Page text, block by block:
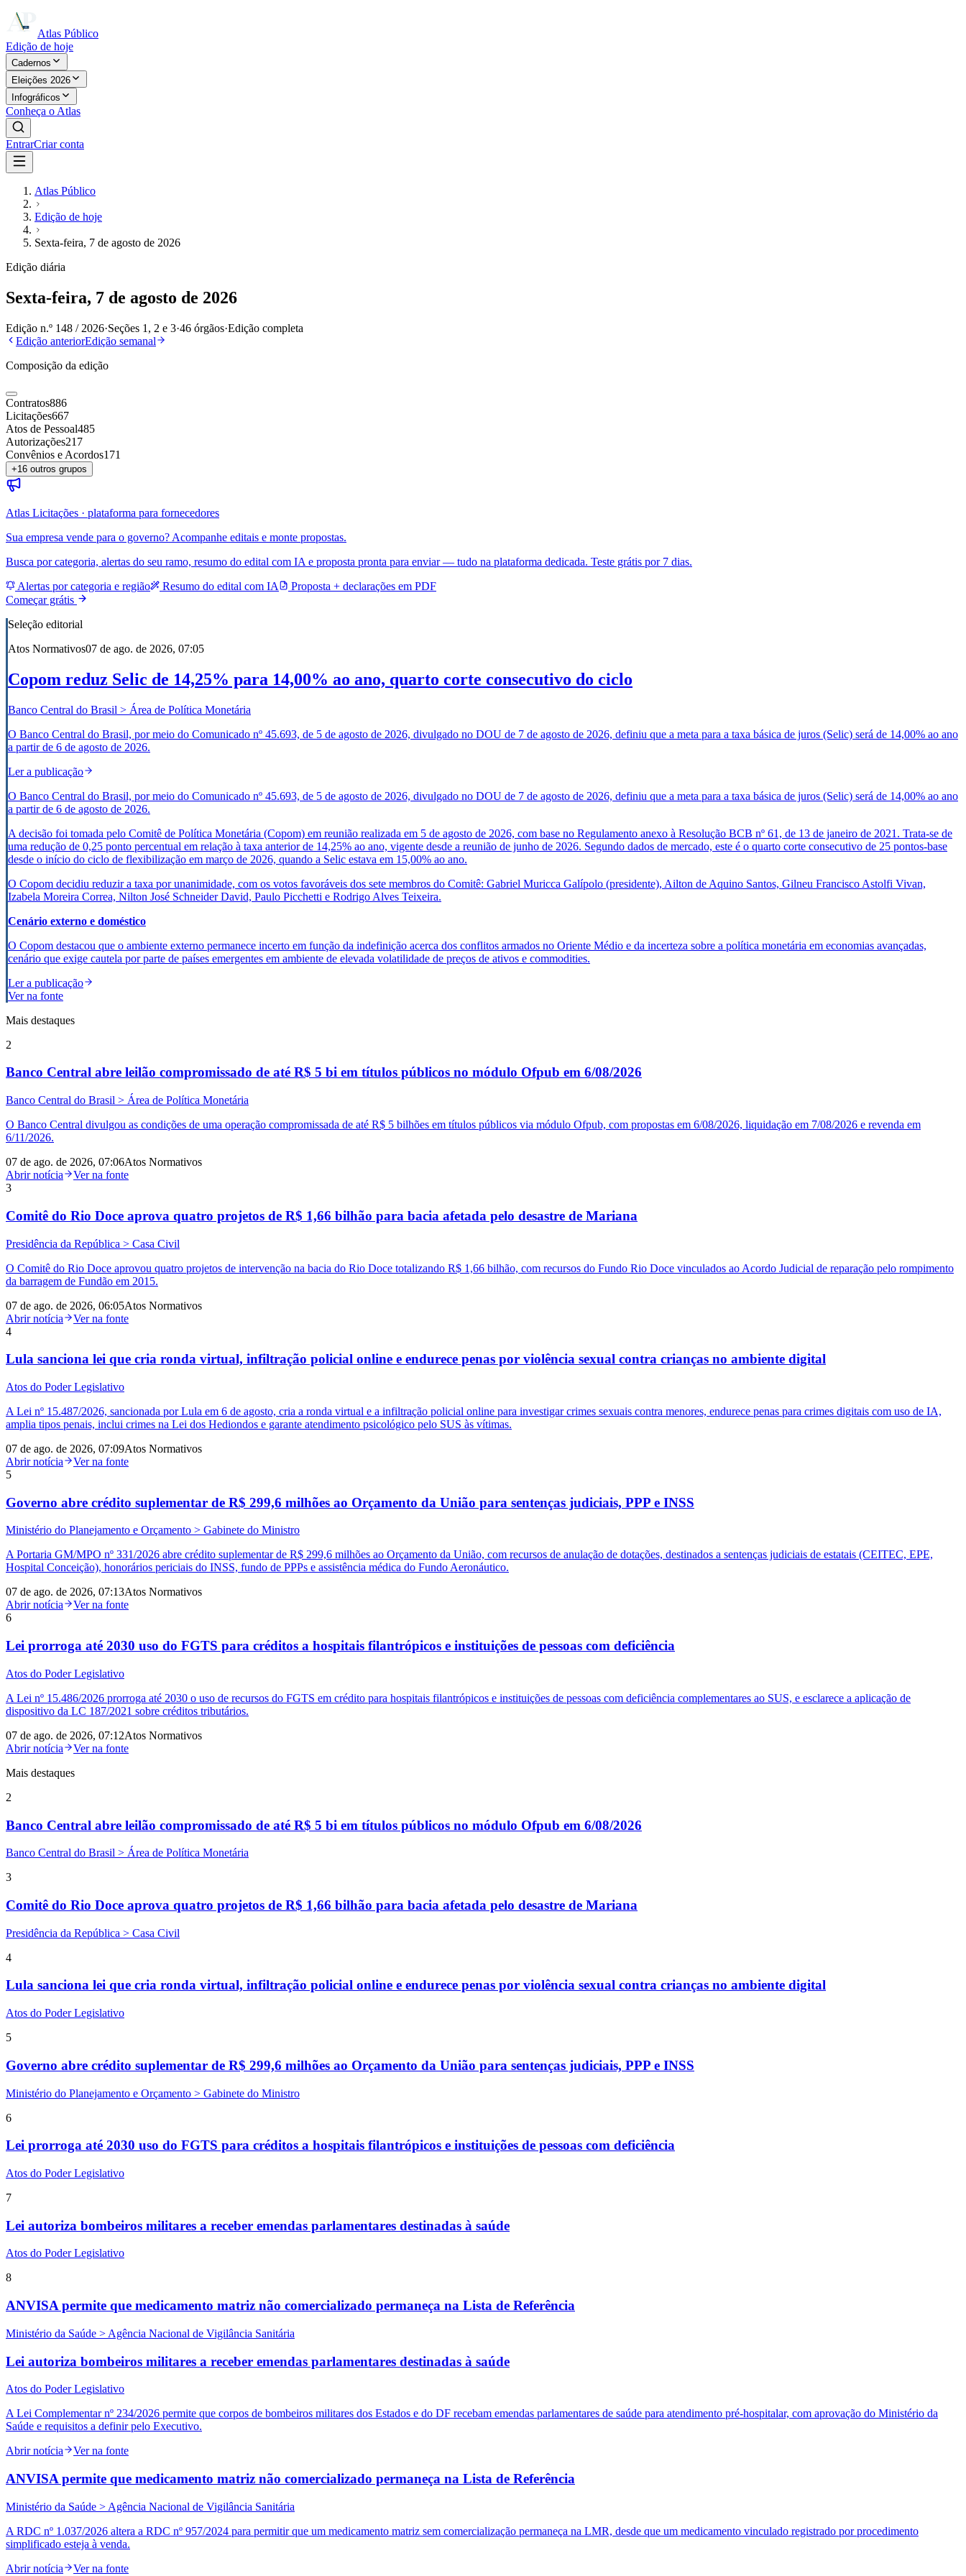
Atlas Público
Edição de hoje
Cadernos
Eleições 2026
Infográficos
Conheça o Atlas
EntrarCriar conta
Atlas Público
Edição de hoje
Sexta-feira, 7 de agosto de 2026
Edição diária
Sexta-feira, 7 de agosto de 2026
Edição n.º 148 / 2026·Seções 1, 2 e 3·46 órgãos·Edição completa
Edição anteriorEdição semanal
Composição da edição
Contratos886
Licitações667
Atos de Pessoal485
Autorizações217
Convênios e Acordos171
+16 outros grupos
Atlas Licitações · plataforma para fornecedores
Sua empresa vende para o governo? Acompanhe editais e monte propostas.
Busca por categoria, alertas do seu ramo, resumo do edital com IA e proposta pronta para enviar — tudo na plataforma dedicada. Teste grátis por 7 dias.
Alertas por categoria e região
Resumo do edital com IA
Proposta + declarações em PDF
Começar grátis
Seleção editorial
Atos Normativos07 de ago. de 2026, 07:05
Copom reduz Selic de 14,25% para 14,00% ao ano, quarto corte consecutivo do ciclo
Banco Central do Brasil > Área de Política Monetária
O Banco Central do Brasil, por meio do Comunicado nº 45.693, de 5 de agosto de 2026, divulgado no DOU de 7 de agosto de 2026, definiu que a meta para a taxa básica de juros (Selic) será de 14,00% ao ano
a partir de 6 de agosto de 2026.
Ler a publicação
O Banco Central do Brasil, por meio do Comunicado nº 45.693, de 5 de agosto de 2026, divulgado no DOU de 7 de agosto de 2026, definiu que a meta para a taxa básica de juros (Selic) será de 14,00% ao ano
a partir de 6 de agosto de 2026.
A decisão foi tomada pelo Comitê de Política Monetária (Copom) em reunião realizada em 5 de agosto de 2026, com base no Regulamento anexo à Resolução BCB nº 61, de 13 de janeiro de 2021. Trata-se de
uma redução de 0,25 ponto percentual em relação à taxa anterior de 14,25% ao ano, vigente desde a reunião de junho de 2026. Segundo dados de mercado, este é o quarto corte consecutivo de 25 pontos-base
desde o início do ciclo de flexibilização em março de 2026, quando a Selic estava em 15,00% ao ano.
O Copom decidiu reduzir a taxa por unanimidade, com os votos favoráveis dos sete membros do Comitê: Gabriel Muricca Galípolo (presidente), Ailton de Aquino Santos, Gilneu Francisco Astolfi Vivan,
Izabela Moreira Correa, Nilton José Schneider David, Paulo Picchetti e Rodrigo Alves Teixeira.
Cenário externo e doméstico
O Copom destacou que o ambiente externo permanece incerto em função da indefinição acerca dos conflitos armados no Oriente Médio e da incerteza sobre a política monetária em economias avançadas,
cenário que exige cautela por parte de países emergentes em ambiente de elevada volatilidade de preços de ativos e commodities.
Ler a publicação
Ver na fonte
Mais destaques
2
Banco Central abre leilão compromissado de até R$ 5 bi em títulos públicos no módulo Ofpub em 6/08/2026
Banco Central do Brasil > Área de Política Monetária
O Banco Central divulgou as condições de uma operação compromissada de até R$ 5 bilhões em títulos públicos via módulo Ofpub, com propostas em 6/08/2026, liquidação em 7/08/2026 e revenda em
6/11/2026.
07 de ago. de 2026, 07:06Atos Normativos
Abrir notícia
Ver na fonte
3
Comitê do Rio Doce aprova quatro projetos de R$ 1,66 bilhão para bacia afetada pelo desastre de Mariana
Presidência da República > Casa Civil
O Comitê do Rio Doce aprovou quatro projetos de intervenção na bacia do Rio Doce totalizando R$ 1,66 bilhão, com recursos do Fundo Rio Doce vinculados ao Acordo Judicial de reparação pelo rompimento
da barragem de Fundão em 2015.
07 de ago. de 2026, 06:05Atos Normativos
Abrir notícia
Ver na fonte
4
Lula sanciona lei que cria ronda virtual, infiltração policial online e endurece penas por violência sexual contra crianças no ambiente digital
Atos do Poder Legislativo
A Lei nº 15.487/2026, sancionada por Lula em 6 de agosto, cria a ronda virtual e a infiltração policial online para investigar crimes sexuais contra menores, endurece penas para crimes digitais com uso de IA,
amplia tipos penais, inclui crimes na Lei dos Hediondos e garante atendimento psicológico pelo SUS às vítimas.
07 de ago. de 2026, 07:09Atos Normativos
Abrir notícia
Ver na fonte
5
Governo abre crédito suplementar de R$ 299,6 milhões ao Orçamento da União para sentenças judiciais, PPP e INSS
Ministério do Planejamento e Orçamento > Gabinete do Ministro
A Portaria GM/MPO nº 331/2026 abre crédito suplementar de R$ 299,6 milhões ao Orçamento da União, com recursos de anulação de dotações, destinados a sentenças judiciais de estatais (CEITEC, EPE,
Hospital Conceição), honorários periciais do INSS, fundo de PPPs e assistência médica do Fundo Aeronáutico.
07 de ago. de 2026, 07:13Atos Normativos
Abrir notícia
Ver na fonte
6
Lei prorroga até 2030 uso do FGTS para créditos a hospitais filantrópicos e instituições de pessoas com deficiência
Atos do Poder Legislativo
A Lei nº 15.486/2026 prorroga até 2030 o uso de recursos do FGTS em crédito para hospitais filantrópicos e instituições de pessoas com deficiência complementares ao SUS, e esclarece a aplicação de
dispositivo da LC 187/2021 sobre créditos tributários.
07 de ago. de 2026, 07:12Atos Normativos
Abrir notícia
Ver na fonte
Mais destaques
2
Banco Central abre leilão compromissado de até R$ 5 bi em títulos públicos no módulo Ofpub em 6/08/2026
Banco Central do Brasil > Área de Política Monetária
3
Comitê do Rio Doce aprova quatro projetos de R$ 1,66 bilhão para bacia afetada pelo desastre de Mariana
Presidência da República > Casa Civil
4
Lula sanciona lei que cria ronda virtual, infiltração policial online e endurece penas por violência sexual contra crianças no ambiente digital
Atos do Poder Legislativo
5
Governo abre crédito suplementar de R$ 299,6 milhões ao Orçamento da União para sentenças judiciais, PPP e INSS
Ministério do Planejamento e Orçamento > Gabinete do Ministro
6
Lei prorroga até 2030 uso do FGTS para créditos a hospitais filantrópicos e instituições de pessoas com deficiência
Atos do Poder Legislativo
7
Lei autoriza bombeiros militares a receber emendas parlamentares destinadas à saúde
Atos do Poder Legislativo
8
ANVISA permite que medicamento matriz não comercializado permaneça na Lista de Referência
Ministério da Saúde > Agência Nacional de Vigilância Sanitária
Lei autoriza bombeiros militares a receber emendas parlamentares destinadas à saúde
Atos do Poder Legislativo
A Lei Complementar nº 234/2026 permite que corpos de bombeiros militares dos Estados e do DF recebam emendas parlamentares de saúde para atendimento pré-hospitalar, com aprovação do Ministério da
Saúde e requisitos a definir pelo Executivo.
Abrir notícia
Ver na fonte
ANVISA permite que medicamento matriz não comercializado permaneça na Lista de Referência
Ministério da Saúde > Agência Nacional de Vigilância Sanitária
A RDC nº 1.037/2026 altera a RDC nº 957/2024 para permitir que um medicamento matriz sem comercialização permaneça na LMR, desde que um medicamento vinculado registrado por procedimento
simplificado esteja à venda.
Abrir notícia
Ver na fonte